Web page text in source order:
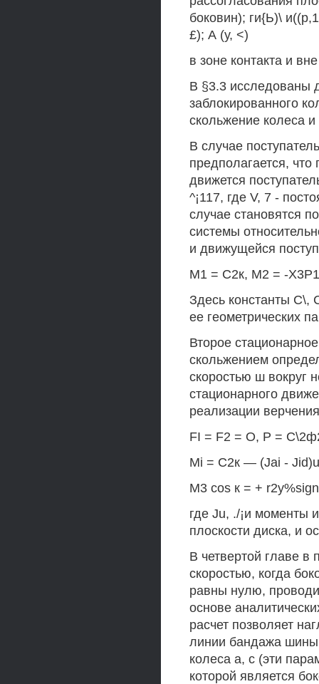
боковин); ги{Ь)\
£); А (у, <)
в зоне контакта и
В §3.3 исследованы
заблокированного
скольжение колеса
В случае
предполагается,
движется
^¡117, где V, 7 -
случае становятся
системы
и движущейся
М1 = С2к, М2 = -
Здесь константы С\,
ее геометрических
Второе
скольжением
скоростью ш вокруг
стационарного
реализации
FI = F2 = О, Р =
Mi = С2к — (Jai -
М3 cos к = +
где Ju, ./¡и моменты
плоскости диска, и
В четвертой главе в
скоростью, когда
равны нулю,
основе
расчет позволяет
линии бандажа шины
колеса а, с (эти
которой является